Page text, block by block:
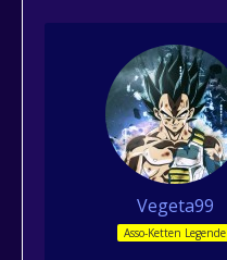
Vegeta99
Asso-Ketten Legende